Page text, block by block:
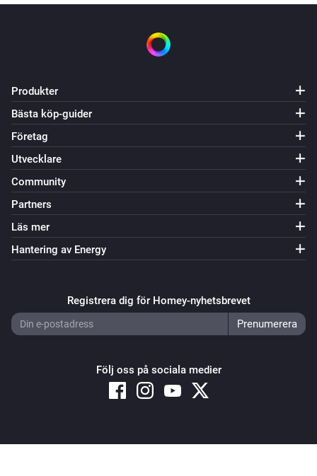
Produkter
Bästa köp-guider
Företag
Utvecklare
Community
Partners
Läs mer
Hantering av Energy
Registrera dig för Homey-nyhetsbrevet
Följ oss på sociala medier